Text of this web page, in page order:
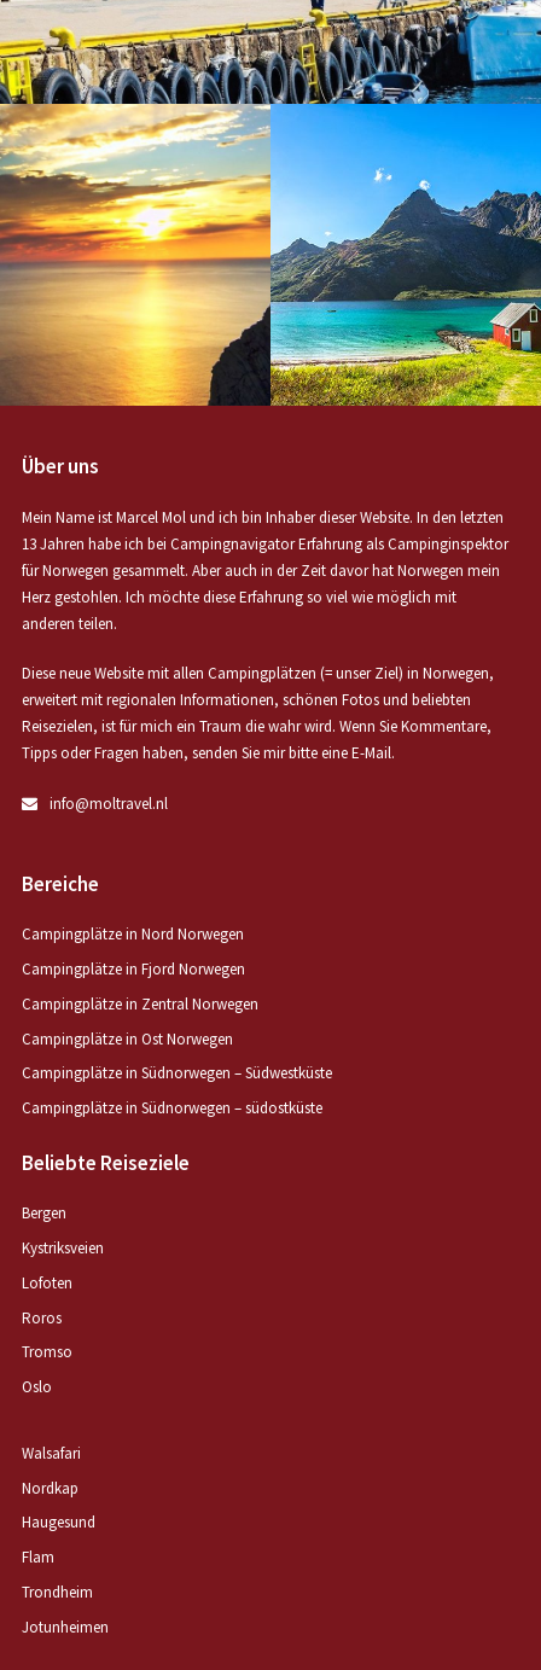
Über uns
Mein Name ist Marcel Mol und ich bin Inhaber dieser Website. In den letzten
13 Jahren habe ich bei Campingnavigator Erfahrung als Campinginspektor
für Norwegen gesammelt. Aber auch in der Zeit davor hat Norwegen mein
Herz gestohlen. Ich möchte diese Erfahrung so viel wie möglich mit
anderen teilen.
Diese neue Website mit allen Campingplätzen (= unser Ziel) in Norwegen,
erweitert mit regionalen Informationen, schönen Fotos und beliebten
Reisezielen, ist für mich ein Traum die wahr wird. Wenn Sie Kommentare,
Tipps oder Fragen haben, senden Sie mir bitte eine E-Mail.
info@moltravel.nl
Bereiche
Campingplätze in Nord Norwegen
Campingplätze in Fjord Norwegen
Campingplätze in Zentral Norwegen
Campingplätze in Ost Norwegen
Campingplätze in Südnorwegen – Südwestküste
Campingplätze in Südnorwegen – südostküste
Beliebte Reiseziele
Bergen
Kystriksveien
Lofoten
Roros
Tromso
Oslo
Walsafari
Nordkap
Haugesund
Flam
Trondheim
Jotunheimen